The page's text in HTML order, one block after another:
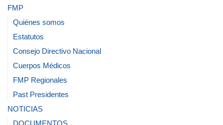
FMP
Quiénes somos
Estatutos
Consejo Directivo Nacional
Cuerpos Médicos
FMP Regionales
Past Presidentes
NOTICIAS
DOCUMENTOS